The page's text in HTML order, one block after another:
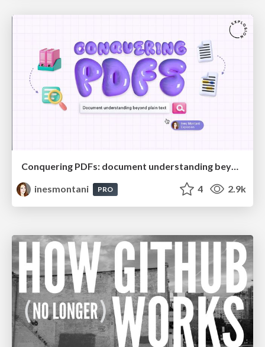
Conquering PDFs: document understanding beyond plain text
inesmontani
PRO 4 2.9k